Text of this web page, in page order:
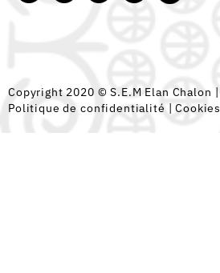
Copyright 2020 © S.E.M Elan Chalon |
Politique de confidentialité |Cookies